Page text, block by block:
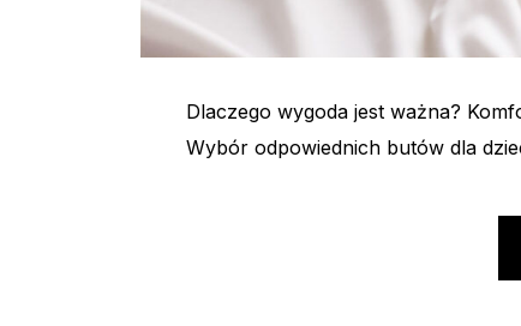
Dlaczego wygoda jest ważna?
Wybór odpowiednich butów dla